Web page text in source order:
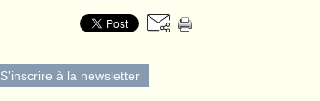
S'inscrire à la newsletter